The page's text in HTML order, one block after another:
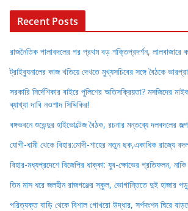
Recent Posts
রাজনৈতিক পালাবদলের পর প্রথম বড় শক্তিপ্রদর্শন, লালবাজারে
ট্রাইব্যুনালের কাজ খতিয়ে দেখতে মুখ্যসচিবের সঙ্গে বৈঠকে
সরকারি নির্দেশিকার বাইরে পুলিশের অতিসক্রিয়তা? মসজিদের
ব্যাখ্যা দাবি নওশাদ সিদ্দিকির!
বঙ্গভবনে শুভেন্দুর হাইভোল্টেজ বৈঠক, রচনার মন্তব্যে দলবদলের
যোগী-ধামী থেকে বিহার:মোদী-শাহের নতুন ছক,একাধিক রাজ্যে
বিহার-মধ্যপ্রদেশে বিজেপির ধাক্কা: যুব-ক্ষোভের প্রতিফলন,
তিন মাস ধরে জলহীন রাজগঞ্জের স্কুল, ভোগান্তিতে দুই হাজার
পরিত্যক্ত বাড়ি থেকে বিশাল গোখরো উদ্ধার, সর্পদংশন ঘিরে